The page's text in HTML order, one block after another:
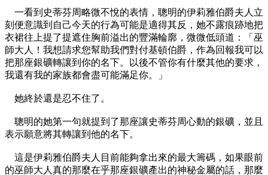
一看到史蒂芬周略微不悅的表情，聰明的伊莉雅伯爵夫人立
刻便意識到自己今天的行為可能是適得其反，她不露痕跡地把
衣裙往上提了提遮住胸前溢出的豐滿輪廓，微微低頭道：「巫
師大人！我想請求您幫助我們對付基頓伯爵，作為回報我可以
把那座銀礦轉讓到你的名下。以後不管你有什麼其他的要求，
我還有我的家族都會盡可能滿足你。」
她終於還是忍不住了。
聰明的她第一句就提到了那座讓史蒂芬周心動的銀礦，並且
表示願意將其轉讓到他的名下。
這是伊莉雅伯爵夫人目前能夠拿出來的最大籌碼，如果眼前
的巫師大人真的那麼在乎那座銀礦產出的神秘金屬的話，那麼